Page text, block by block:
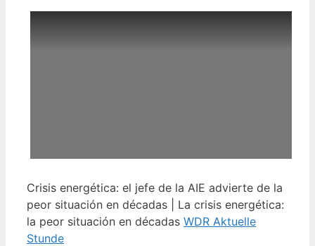
Crisis energética: el jefe de la AIE advierte de la
peor situación en décadas | La crisis energética:
la peor situación en décadas WDR Aktuelle
Stunde